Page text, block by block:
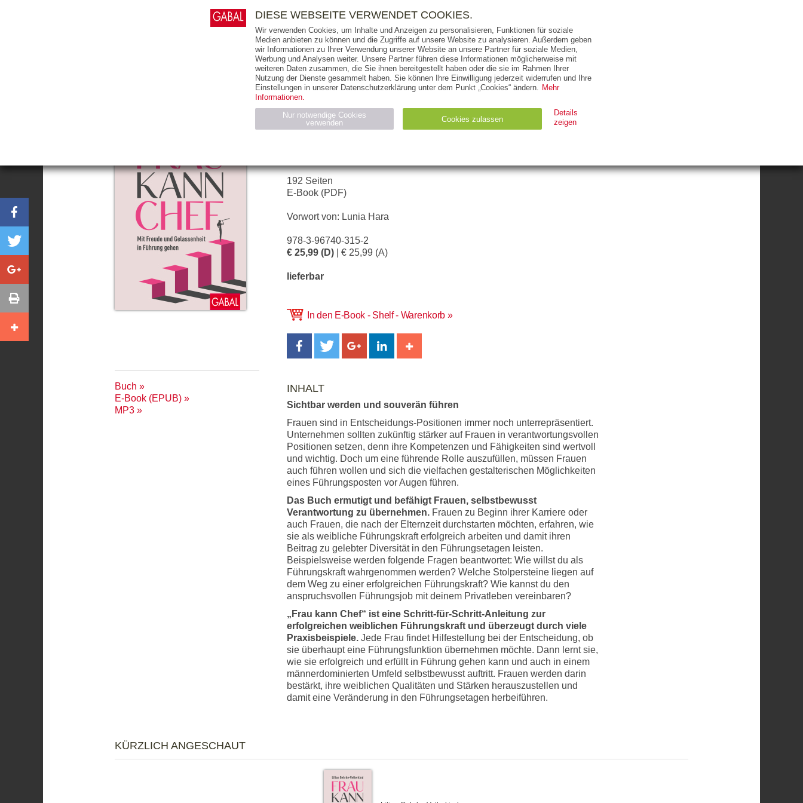
LILIAN GEHRKE-VETTERKIND
Frau kann Chef
192 Seiten
E-Book (PDF)
Vorwort von: Lunia Hara
978-3-96740-315-2
€ 25,99 (D) | € 25,99 (A)
lieferbar
In den E-Book - Shelf - Warenkorb
INHALT
Sichtbar werden und souverän führen
Frauen sind in Entscheidungs-Positionen immer noch unterrepräsentiert.
Unternehmen sollten zukünftig stärker auf Frauen in verantwortungsvollen
Positionen setzen, denn ihre Kompetenzen und Fähigkeiten sind wertvoll
und wichtig. Doch um eine führende Rolle auszufüllen, müssen Frauen
auch führen wollen und sich die vielfachen gestalterischen Möglichkeiten
eines Führungsposten vor Augen führen.
Das Buch ermutigt und befähigt Frauen, selbstbewusst
Verantwortung zu übernehmen. Frauen zu Beginn ihrer Karriere oder
auch Frauen, die nach der Elternzeit durchstarten möchten, erfahren, wie
sie als weibliche Führungskraft erfolgreich arbeiten und damit ihren
Beitrag zu gelebter Diversität in den Führungsetagen leisten.
Beispielsweise werden folgende Fragen beantwortet: Wie willst du als
Führungskraft wahrgenommen werden? Welche Stolpersteine liegen auf
dem Weg zu einer erfolgreichen Führungskraft? Wie kannst du den
anspruchsvollen Führungsjob mit deinem Privatleben vereinbaren?
„Frau kann Chef“ ist eine Schritt-für-Schritt-Anleitung zur
erfolgreichen weiblichen Führungskraft und überzeugt durch viele
Praxisbeispiele. Jede Frau findet Hilfestellung bei der Entscheidung, ob
sie überhaupt eine Führungsfunktion übernehmen möchte. Dann lernt sie,
wie sie erfolgreich und erfüllt in Führung gehen kann und auch in einem
männerdominierten Umfeld selbstbewusst auftritt. Frauen werden darin
bestärkt, ihre weiblichen Qualitäten und Stärken herauszustellen und
damit eine Veränderung in den Führungsetagen herbeiführen.
Buch
E-Book (EPUB)
MP3
KÜRZLICH ANGESCHAUT
THEMEN AUTOREN VERLAG
RIGHTS PRESSE HANDEL FÜR UNTERNEHMEN
DIESE WEBSEITE VERWENDET COOKIES.
Wir verwenden Cookies, um Inhalte und Anzeigen zu personalisieren, Funktionen für soziale
Medien anbieten zu können und die Zugriffe auf unsere Website zu analysieren. Außerdem geben
wir Informationen zu Ihrer Verwendung unserer Website an unsere Partner für soziale Medien,
Werbung und Analysen weiter. Unsere Partner führen diese Informationen möglicherweise mit
weiteren Daten zusammen, die Sie ihnen bereitgestellt haben oder die sie im Rahmen Ihrer
Nutzung der Dienste gesammelt haben. Sie können Ihre Einwilligung jederzeit widerrufen und Ihre
Einstellungen in unserer Datenschutzerklärung unter dem Punkt „Cookies“ ändern. Mehr
Informationen.
Nur notwendige Cookies
verwenden
Cookies zulassen
Details
zeigen
Name Anbieter Zweck
CMS_SESSION_ID
gabal-
verlag.de
Wird für die Speicherung der Benutzer-Session verwendet
verlag.de
auf der aktuellen Domäne.